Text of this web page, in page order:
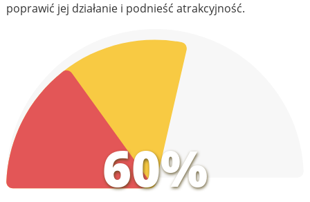
poprawić jej działanie i podnieść atrakcyjność.
60%